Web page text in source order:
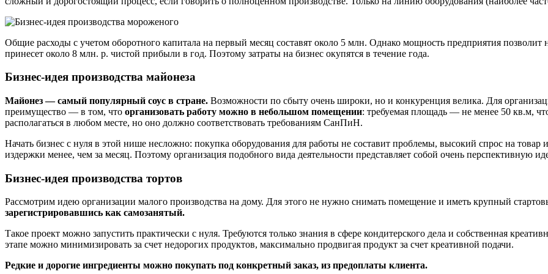
Общие расходы с учетом оборотного капитала на первый месяц составят около 5 млн. Однако мощность предприятия
принесет около 8 млн. р. чистой прибыли в год. Поэтому затраты на бизнес окупятся в течение года.
Бизнес-идея производства майонеза
Майонез — самый популярный соус в стране. Возможности по сбыту очень широки, но и конкуренция велика. Для
преимущество — в том, что организовать работу можно в небольшом помещении: требуемая площадь — не менее 50 кв.м,
располагаться в любом месте, но оно должно соответствовать требованиям СанПиН.
Начать бизнес с нуля в этой нише несложно: покупка оборудования для работы не составит проблемы, высокий спрос на товар
издержки менее, чем за месяц. Поэтому организация подобного вида деятельности представляет собой очень перспективную
Бизнес-идея производства тортов
Рассмотрим идею организации малого производства на дому. Для этого не нужно снимать помещение и иметь крупный
зарегистрировавшись как самозанятый.
Такое проект можно запустить практически с нуля. Требуются только знания в сфере кондитерского дела и собственная
этапе можно минимизировать за счет недорогих продуктов, максимально продвигая продукт за счет креативной подачи.
Редкие и дорогие ингредиенты можно покупать под конкретный заказ, из предоплаты клиента.